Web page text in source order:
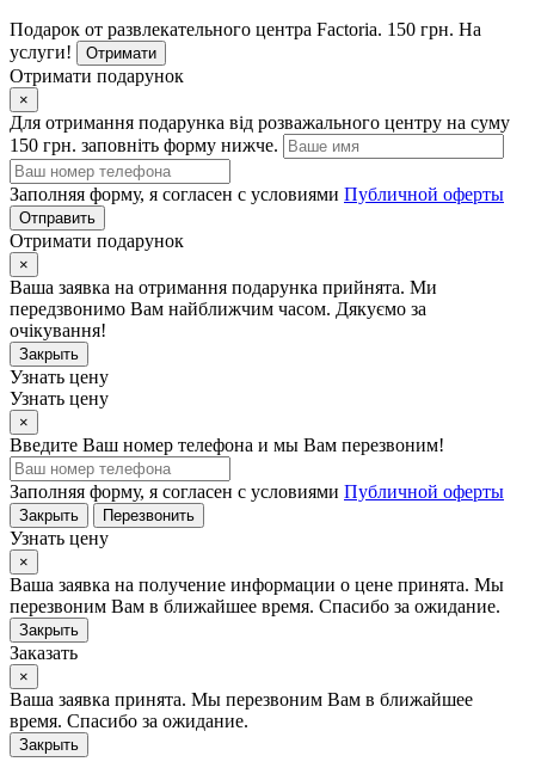
Подарок от развлекательного центра Factoria. 150 грн. На
услуги!
Отримати
Отримати подарунок
×
Для отримання подарунка від розважального центру на суму
150 грн. заповніть форму нижче.
Заполняя форму, я согласен с условиями Публичной оферты
Отправить
Отримати подарунок
×
Ваша заявка на отримання подарунка прийнята. Ми
передзвонимо Вам найближчим часом. Дякуємо за
очікування!
Закрыть
Узнать цену
Узнать цену
×
Введите Ваш номер телефона и мы Вам перезвоним!
Заполняя форму, я согласен с условиями Публичной оферты
Закрыть Перезвонить
Узнать цену
×
Ваша заявка на получение информации о цене принята. Мы
перезвоним Вам в ближайшее время. Спасибо за ожидание.
Закрыть
Заказать
×
Ваша заявка принята. Мы перезвоним Вам в ближайшее
время. Спасибо за ожидание.
Закрыть